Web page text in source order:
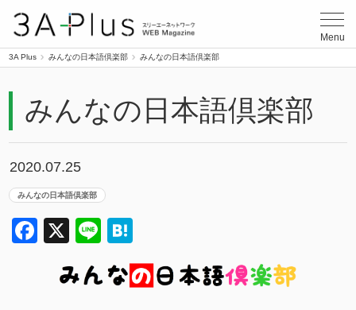
Menu
3A Plus みんなの日本語倶楽部 みんなの日本語倶楽部
みんなの日本語倶楽部
2020.07.25
みんなの日本語倶楽部
Facebook
X Line